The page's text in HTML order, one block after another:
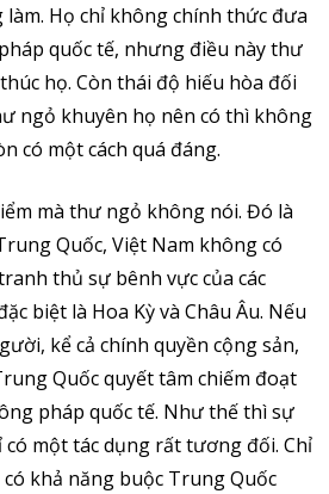
làm. Họ chỉ không chính thức đưa
quốc tế, nhưng điều này thư
họ. Còn thái độ hiếu hòa đối
ngỏ khuyên họ nên có thì không
có một cách quá đáng.
mà thư ngỏ không nói. Đó là
Quốc, Việt Nam không có
thủ sự bênh vực của các
biệt là Hoa Kỳ và Châu Âu. Nếu
kể cả chính quyền cộng sản,
Quốc quyết tâm chiếm đoạt
pháp quốc tế. Như thế thì sự
có một tác dụng rất tương đối. Chỉ
có khả năng buộc Trung Quốc